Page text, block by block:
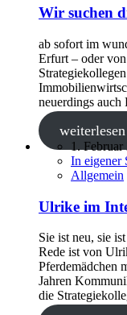
Wir suchen
ab sofort im
Erfurt – oder
neuerdings
weiterlesen
1. Februar
In eigener
Allgemein
Ulrike im
Sie ist neu, sie
Rede ist von
Pferdemädchen
Jahren
die